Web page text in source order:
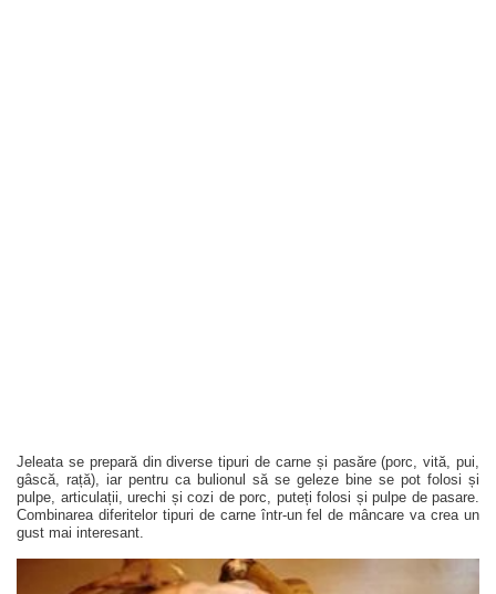
Jeleata se prepară din diverse tipuri de carne și pasăre (porc, vită, pui,
gâscă, rață), iar pentru ca bulionul să se geleze bine se pot folosi și
pulpe, articulații, urechi și cozi de porc, puteți folosi și pulpe de pasare.
Combinarea diferitelor tipuri de carne într-un fel de mâncare va crea un
gust mai interesant.